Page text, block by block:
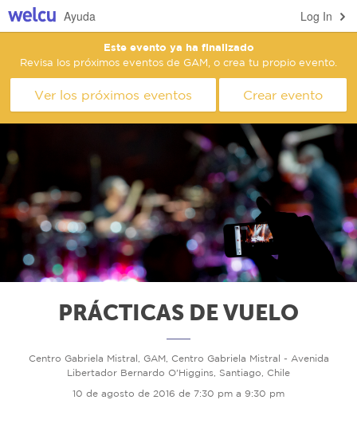
Log In
Ayuda
Este evento ya ha finalizado
Revisa los próximos eventos de GAM, o crea tu propio evento.
Ver los próximos eventos Crear evento
PRÁCTICAS DE VUELO
Centro Gabriela Mistral, GAM, Centro Gabriela Mistral - Avenida
Libertador Bernardo O'Higgins, Santiago, Chile
10 de agosto de 2016 de 7:30 pm a 9:30 pm